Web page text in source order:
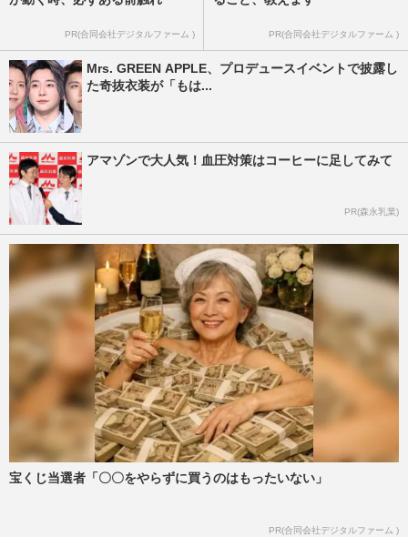
PR(合同会社デジタルファーム ) PR(合同会社デジタルファーム )
Mrs. GREEN APPLE、プロデュースイベントで披露し
た奇抜衣装が「もは...
アマゾンで大人気！血圧対策はコーヒーに足してみて
PR(森永乳業)
宝くじ当選者「〇〇をやらずに買うのはもったいない」
PR(合同会社デジタルファーム )